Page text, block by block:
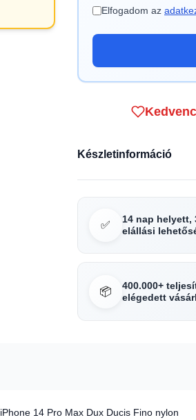
Elfogadom az
Készletinformáció
✅
14 nap helyett,
elállási
📦
400.000+
elégedett
iPhone 14 Pro Max Dux Ducis Fino nylon